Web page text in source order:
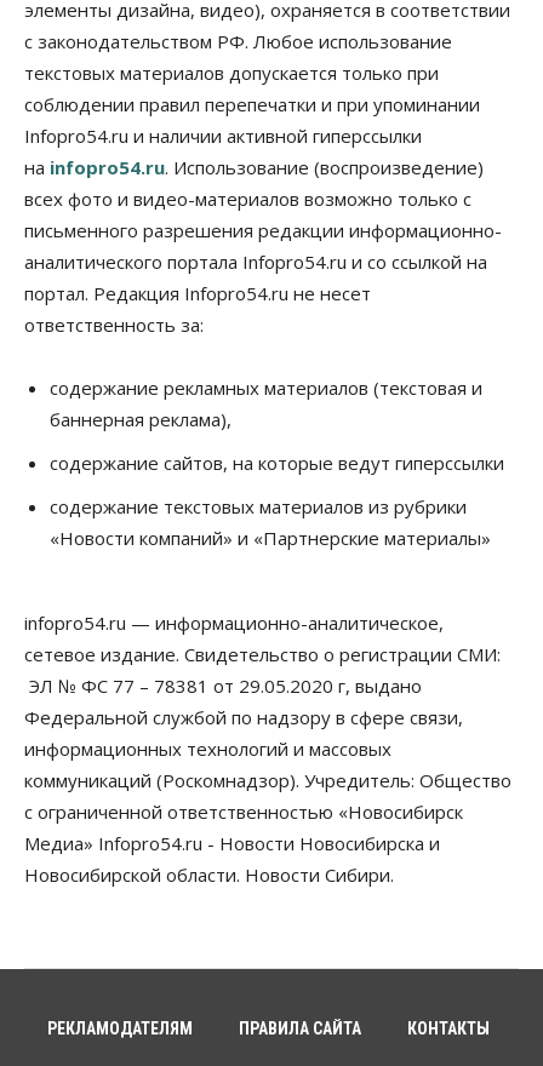
Общество
«За тех, у кого от 270 баллов,
настоящая борьба»: вузы настойчиво
обзванивают новосибирских высокобалльников
перед зачислением
06 Августа 2026, 13:00
Власть
Режим ЧС ввели в Омской области из-за засухи
06 Августа 2026, 12:15
Новосибирск готовится к визиту Владимира
Путина
Бизнес Недвижимость Общество
Росреестр назвал главные причины
06 Августа 2026, 12:00
Телекоммуникации
В 16 населённых пунктах Мошковского района
Бизнес Право&Порядок
Злоумышленники опять атакуют
новосибирские компании через электронную
почту
06 Августа 2026, 11:00
Общество
Медики готовятся к второму пику активности
клещей в Новосибирской области
06 Августа 2026, 10:00
06 Августа 2026, 09:00
Застройщики Новосибирска
элементы дизайна, видео), охраняется в соответствии
с законодательством РФ. Любое использование
текстовых материалов допускается только при
соблюдении правил перепечатки и при упоминании
Infopro54.ru и наличии активной гиперссылки
на infopro54.ru. Использование (воспроизведение)
всех фото и видео-материалов возможно только с
письменного разрешения редакции информационно-
аналитического портала Infopro54.ru и со ссылкой на
портал. Редакция Infopro54.ru не несет
ответственность за:
содержание рекламных материалов (текстовая и
баннерная реклама),
содержание сайтов, на которые ведут гиперссылки
содержание текстовых материалов из рубрики
«Новости компаний» и «Партнерские материалы»
infopro54.ru — информационно-аналитическое,
сетевое издание. Свидетельство о регистрации СМИ:
ЭЛ № ФС 77 – 78381 от 29.05.2020 г, выдано
Федеральной службой по надзору в сфере связи,
информационных технологий и массовых
коммуникаций (Роскомнадзор). Учредитель: Общество
с ограниченной ответственностью «Новосибирск
Медиа» Infopro54.ru - Новости Новосибирска и
Новосибирской области. Новости Сибири.
РЕКЛАМОДАТЕЛЯМ ПРАВИЛА САЙТА КОНТАКТЫ